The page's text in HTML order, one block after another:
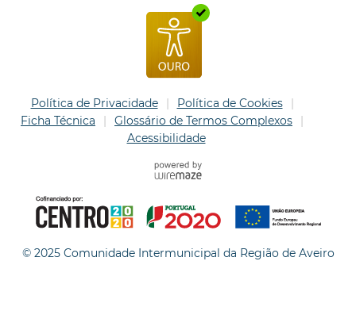
Política de Privacidade
Política de Cookies
Ficha Técnica
Glossário de Termos Complexos
Acessibilidade
© 2025 Comunidade Intermunicipal da Região de Aveiro